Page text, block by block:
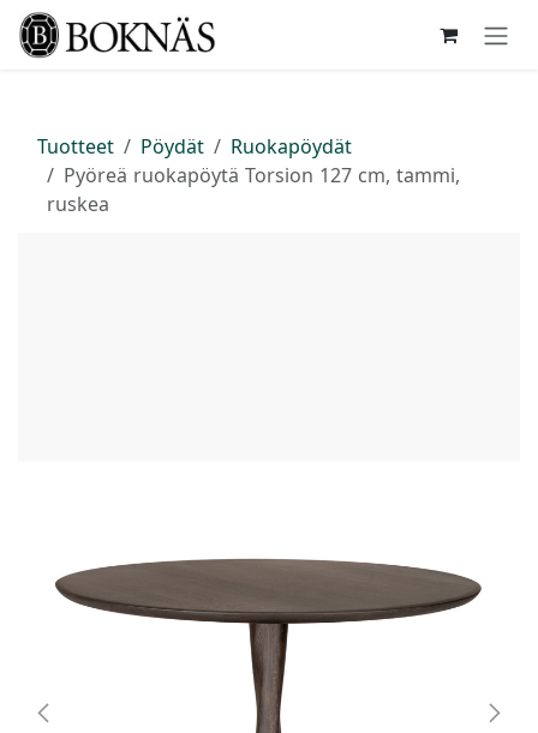
Siirry sisältöön
Tuotteet Pöydät
Ruokapöydät
Pyöreä ruokapöytä Torsion 127 cm, tammi,
ruskea